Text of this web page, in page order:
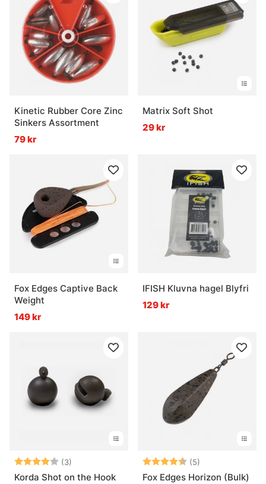
Kinetic Rubber Core Zinc
Sinkers Assortment
79 kr
Matrix Soft Shot
29 kr
Fox Edges Captive Back
Weight
149 kr
IFISH Kluvna hagel Blyfri
129 kr
Betyg: (3)
4.0 utav 5 stjärnor
Korda Shot on the Hook
Betyg: (5)
Fox Edges Horizon (Bulk)